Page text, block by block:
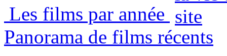
Les films par année
Panorama de films récents